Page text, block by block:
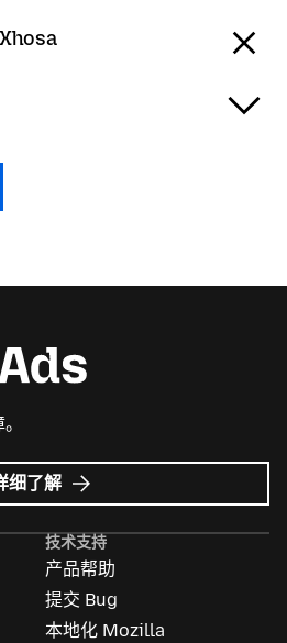
细了解 Mozilla
广
技术支持
产品帮助
提交 Bug
本地化 Mozilla